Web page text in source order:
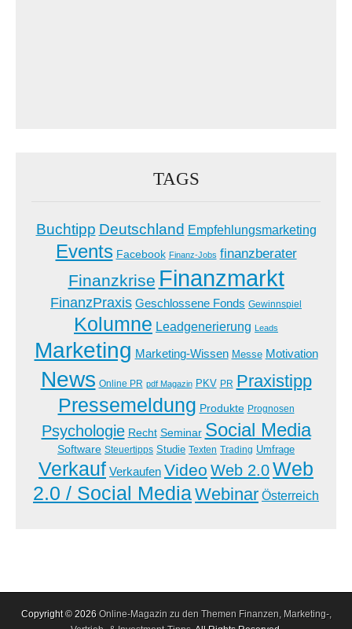
TAGS
Buchtipp Deutschland Empfehlungsmarketing
Events Facebook Finanz-Jobs finanzberater
Finanzkrise Finanzmarkt
FinanzPraxis Geschlossene Fonds Gewinnspiel
Kolumne Leadgenerierung Leads
Marketing Marketing-Wissen Messe Motivation
News Online PR pdf Magazin PKV PR Praxistipp
Pressemeldung Produkte Prognosen
Psychologie Recht Seminar Social Media
Software Steuertipps Studie Texten Trading Umfrage
Verkauf Verkaufen Video Web 2.0Web
2.0 / Social MediaWebinar Österreich
Copyright © 2026 Online-Magazin zu den Themen Finanzen, Marketing-,